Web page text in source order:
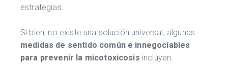
estrategias.
Si bien, no existe una solución universal, algunas
medidas de sentido común e innegociables
para prevenir la micotoxicosis incluyen: